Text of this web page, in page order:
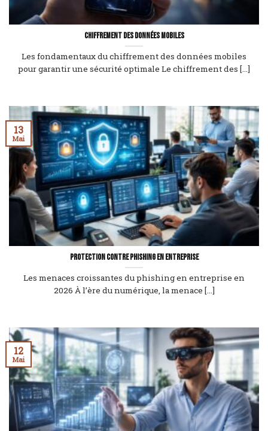
Chiffrement des données mobiles
Les fondamentaux du chiffrement des données mobiles
pour garantir une sécurité optimale Le chiffrement des [...]
Protection contre phishing en entreprise
Les menaces croissantes du phishing en entreprise en
2026 À l’ère du numérique, la menace [...]
13
Mai
12
Mai